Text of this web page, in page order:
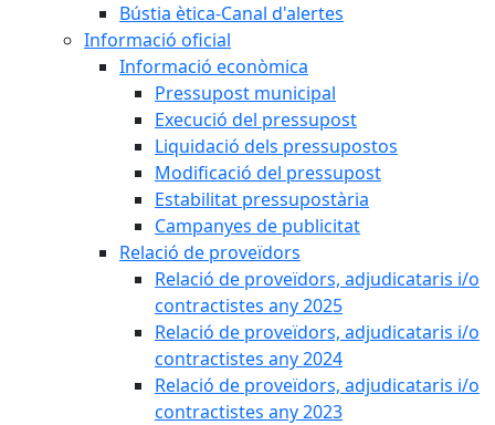
Bústia ètica-Canal d'alertes
Informació oficial
Informació econòmica
Pressupost municipal
Execució del pressupost
Liquidació dels pressupostos
Modificació del pressupost
Estabilitat pressupostària
Campanyes de publicitat
Relació de proveïdors
Relació de proveïdors, adjudicataris i/o
contractistes any 2025
Relació de proveïdors, adjudicataris i/o
contractistes any 2024
Relació de proveïdors, adjudicataris i/o
contractistes any 2023